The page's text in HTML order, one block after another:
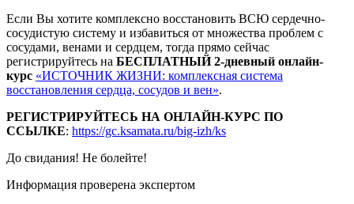
Если Вы хотите комплексно восстановить ВСЮ сердечно-
сосудистую систему и избавиться от множества проблем с
сосудами, венами и сердцем, тогда прямо сейчас
регистрируйтесь на БЕСПЛАТНЫЙ 2-дневный онлайн-
курс «ИСТОЧНИК ЖИЗНИ: комплексная система
восстановления сердца, сосудов и вен».
РЕГИСТРИРУЙТЕСЬ НА ОНЛАЙН-КУРС ПО
ССЫЛКЕ: https://gc.ksamata.ru/big-izh/ks
До свидания! Не болейте!
Информация проверена экспертом